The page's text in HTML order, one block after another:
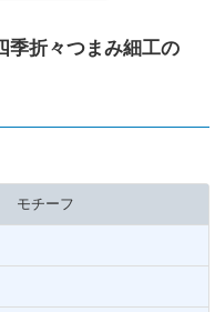
折々つまみ細工の
モチーフ